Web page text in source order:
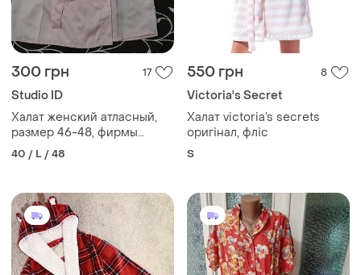
300 грн 17
Studio ID
Халат женский атласный,
размер 46-48, фирмы
studio
40 / L / 48
550 грн 8
Victoria's Secret
Халат victoria’s secrets
оригінал, фліс
S